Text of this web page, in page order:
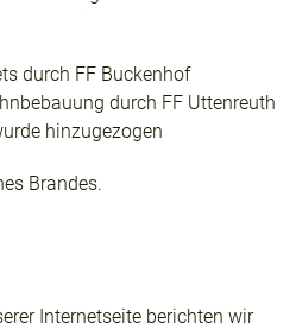
durch FF Buckenhof
durch FF Uttenreuth
hinzugezogen
Brandes.
Internetseite berichten wir